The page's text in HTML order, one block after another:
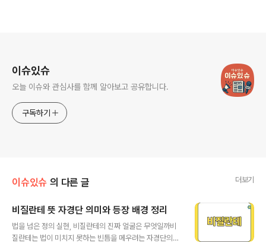
이슈있슈
오늘 이슈와 관심사를 함께 알아보고 공유합니다.
구독하기
이슈있슈 의 다른 글 더보기
비질란테 뜻 자경단 의미와 등장 배경 정리
법을 넘은 정의 실현, 비질란테의 진짜 얼굴은 무엇일까비
질란테는 법이 미치지 못하는 빈틈을 메우려는 자경단의